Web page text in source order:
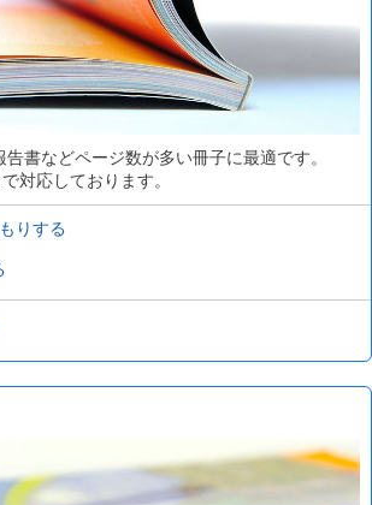
書などページ数が多い冊子に最適です。
対応しております。
りする